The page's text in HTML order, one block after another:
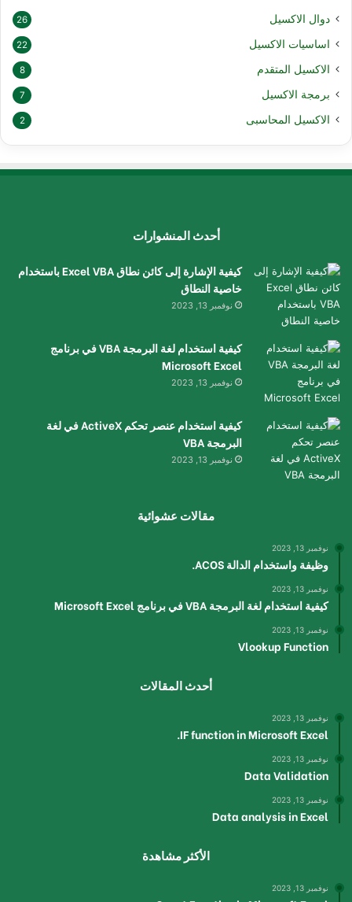
دوال الاكسيل 26
اساسيات الاكسيل 22
الاكسيل المتقدم 8
برمجة الاكسيل 7
الاكسيل المحاسبى 2
أحدث المنشوارات
كيفية الإشارة إلى كائن نطاق Excel VBA باستخدام
خاصية النطاق
نوفمبر 13, 2023
كيفية استخدام لغة البرمجة VBA في برنامج
Microsoft Excel
نوفمبر 13, 2023
كيفية استخدام عنصر تحكم ActiveX في لغة
البرمجة VBA
نوفمبر 13, 2023
مقالات عشوائية
نوفمبر 13, 2023
وظيفة واستخدام الدالة ACOS.
نوفمبر 13, 2023
كيفية استخدام لغة البرمجة VBA في برنامج Microsoft Excel
نوفمبر 13, 2023
أحدث المقالات
نوفمبر 13, 2023
IF function in Microsoft Excel.
نوفمبر 13, 2023
Data Validation
نوفمبر 13, 2023
Data analysis in Excel
الأكثر مشاهدة
نوفمبر 13, 2023